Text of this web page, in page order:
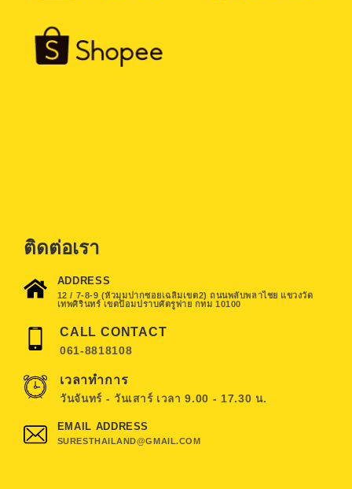
ติดต่อเรา
ADDRESS
12 / 7-8-9 (หัวมุมปากซอยเฉลิมเขต2) ถนนพลับพลาไชย แขวงวัด
เทพศิรินทร์ เขตป้อมปราบศัตรูพ่าย กทม 10100
CALL CONTACT
061-8818108
เวลาทำการ
วันจันทร์ - วันเสาร์ เวลา 9.00 - 17.30 น.
EMAIL ADDRESS
SURESTHAILAND@GMAIL.COM